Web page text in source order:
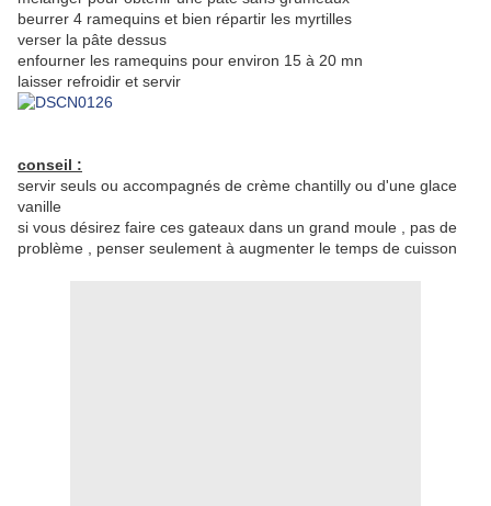
beurrer 4 ramequins et bien répartir les myrtilles
verser la pâte dessus
enfourner les ramequins pour environ 15 à 20 mn
laisser refroidir et servir
conseil :
servir seuls ou accompagnés de crème chantilly ou d'une glace
vanille
si vous désirez faire ces gateaux dans un grand moule , pas de
problème , penser seulement à augmenter le temps de cuisson